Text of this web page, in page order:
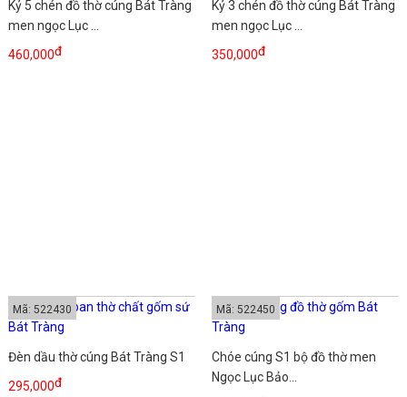
Kỷ 5 chén đồ thờ cúng Bát Tràng
men ngọc Lục ...
460,000đ
Kỷ 3 chén đồ thờ cúng Bát Tràng
men ngọc Lục ...
350,000đ
Đèn dầu thờ cúng Bát Tràng S1
295,000đ
Mã: 522430
Chóe cúng S1 bộ đồ thờ men
Ngọc Lục Bảo...
Mã: 522450